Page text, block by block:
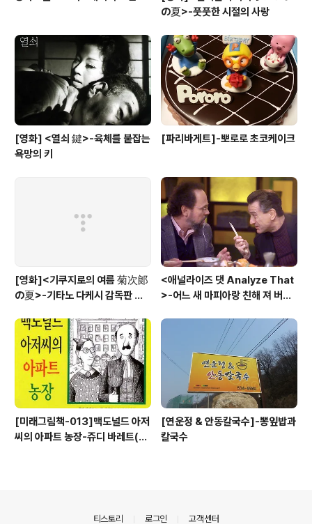
の夏>-풋풋한 시절의 사랑
[영화] <열쇠 鍵>-육체를 붙잡는
욕망의 키
[파리바게트]-뽀로로 초코케이크
[영화]<기쿠지로의 여름 菊次郞
の夏>-기타노 다케시 감독판 키
<애널라이즈 댓 Analyze That
>-어느 새 마피아랑 친해 져 버
[미래그림책-013]맥도널드 아저
씨의 아파트 농장-쥬디 바레트(Ju
[연운정 & 안동칼국수]-뽕잎밥과
칼국수
티스토리 로그인 고객센터